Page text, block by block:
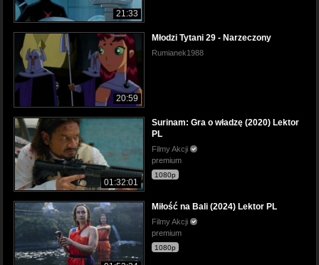
21:33
20:59
Młodzi Tytani 29 - Narzeczony
Rumianek1988
01:32:01
Surinam: Gra o władzę (2020) Lektor
PL
Filmy Akcji
premium
1080p
Miłość na Bali (2024) Lektor PL
Filmy Akcji
premium
1080p